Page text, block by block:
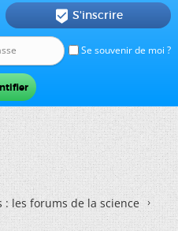
Se souvenir de moi ?
 S'inscrire
: les forums de la science